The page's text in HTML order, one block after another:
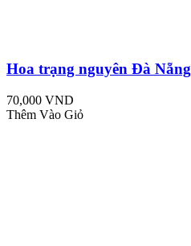
Hoa trạng nguyên Đà Nẵng
70,000 VND
Thêm Vào Giỏ